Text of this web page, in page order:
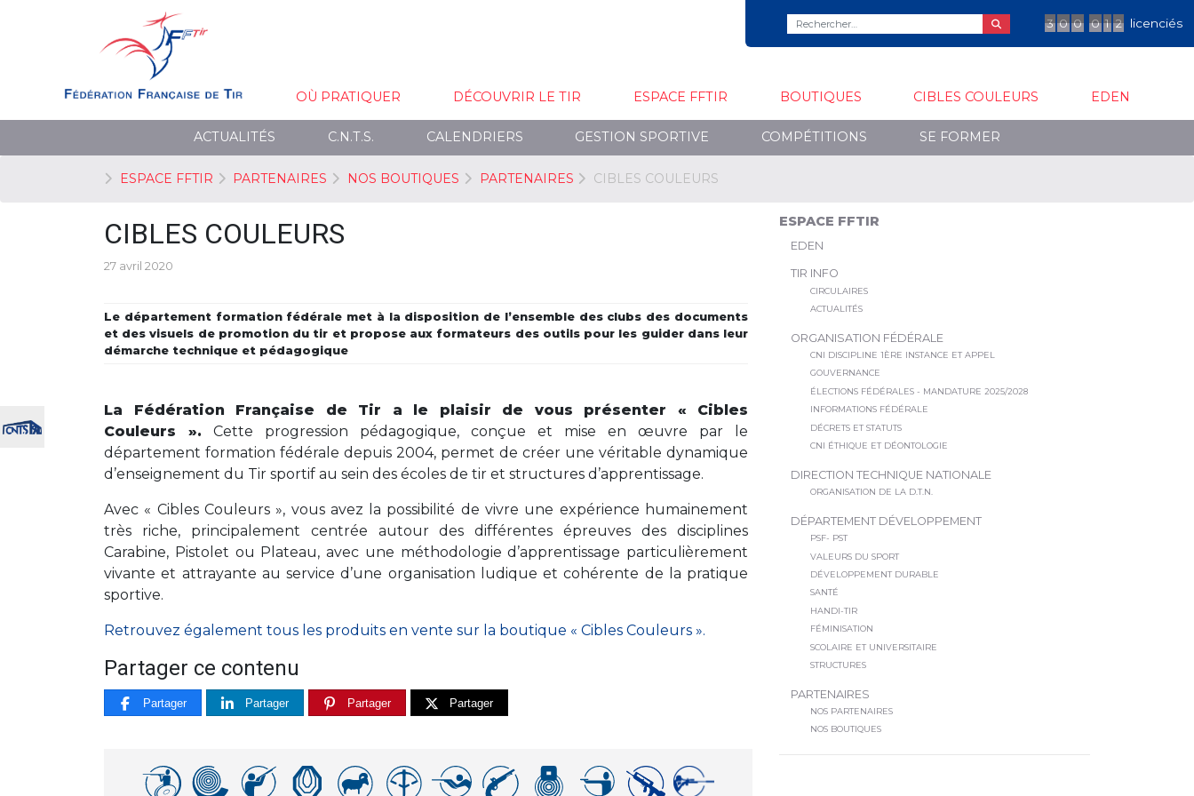
3 0 0 0 1 2 licenciés
OÙ PRATIQUER DÉCOUVRIR LE TIR ESPACE FFTIR BOUTIQUES CIBLES COULEURS EDEN
ACTUALITÉS C.N.T.S. CALENDRIERS GESTION SPORTIVE COMPÉTITIONS SE FORMER
ESPACE FFTIR PARTENAIRES NOS BOUTIQUES PARTENAIRES CIBLES COULEURS
CIBLES COULEURS
27 avril 2020
Le département formation fédérale met à la disposition de l’ensemble des clubs des documents
et des visuels de promotion du tir et propose aux formateurs des outils pour les guider dans leur
démarche technique et pédagogique
La Fédération Française de Tir a le plaisir de vous présenter « Cibles
Couleurs ». Cette progression pédagogique, conçue et mise en œuvre par le
département formation fédérale depuis 2004, permet de créer une véritable dynamique
d’enseignement du Tir sportif au sein des écoles de tir et structures d’apprentissage.
Avec « Cibles Couleurs », vous avez la possibilité de vivre une expérience humainement
très riche, principalement centrée autour des différentes épreuves des disciplines
Carabine, Pistolet ou Plateau, avec une méthodologie d’apprentissage particulièrement
vivante et attrayante au service d’une organisation ludique et cohérente de la pratique
sportive.
Retrouvez également tous les produits en vente sur la boutique « Cibles Couleurs ».
Partager ce contenu
Partager Partager Partager Partager
ESPACE FFTIR
EDEN
TIR INFO
CIRCULAIRES
ACTUALITÉS
ORGANISATION FÉDÉRALE
CNI DISCIPLINE 1ÈRE INSTANCE ET APPEL
GOUVERNANCE
ÉLECTIONS FÉDÉRALES - MANDATURE 2025/2028
INFORMATIONS FÉDÉRALE
DÉCRETS ET STATUTS
CNI ÉTHIQUE ET DÉONTOLOGIE
DIRECTION TECHNIQUE NATIONALE
ORGANISATION DE LA D.T.N.
DÉPARTEMENT DÉVELOPPEMENT
PSF- PST
VALEURS DU SPORT
DÉVELOPPEMENT DURABLE
SANTÉ
HANDI-TIR
FÉMINISATION
SCOLAIRE ET UNIVERSITAIRE
STRUCTURES
PARTENAIRES
NOS PARTENAIRES
NOS BOUTIQUES